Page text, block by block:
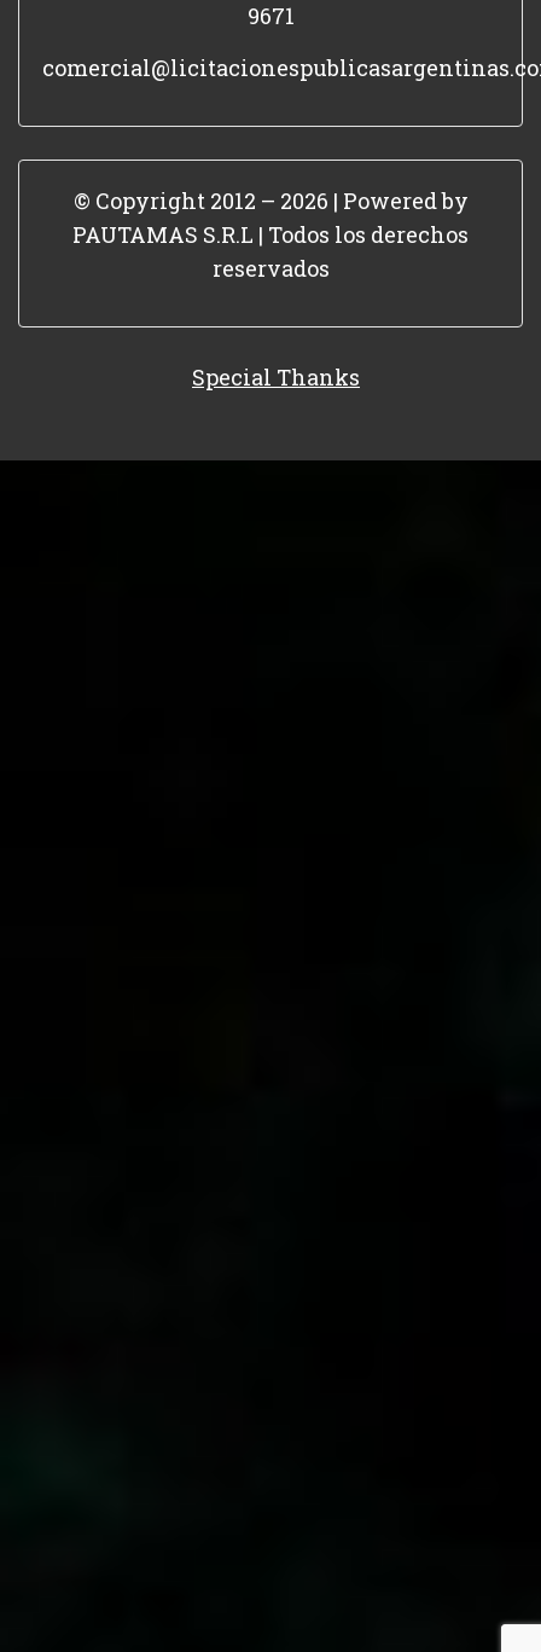
9671
© Copyright 2012 – 2026 | Powered by
PAUTAMAS S.R.L | Todos los derechos
reservados
Special Thanks